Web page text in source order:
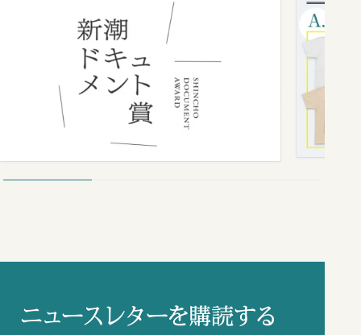
ニュースレターを購読する